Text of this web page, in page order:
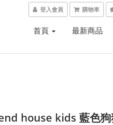
登入會員 購物車
首頁 最新商品
house kids 藍色狗